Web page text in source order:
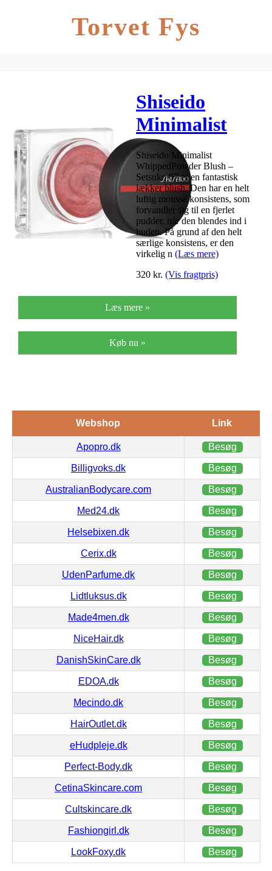
Torvet Fys
Shiseido
Minimalist
Blush 5 gr. –
Setsuko 07
Shiseido Minimalist
WhippedPowder Blush –
Setsuko 07 er en fantastisk
lækker blush. Den har en helt
luftig mousse konsistens, som
forvandler sig til en fjerlet
pudder, når den blendes ind i
huden. På grund af den helt
særlige konsistens, er den
virkelig n (Læs mere)
320 kr. (Vis fragtpris)
Læs mere »
Køb nu »
Webshop Link
Apopro.dk Besøg
Billigvoks.dk Besøg
AustralianBodycare.com Besøg
Med24.dk Besøg
Helsebixen.dk Besøg
Cerix.dk Besøg
UdenParfume.dk Besøg
Lidtluksus.dk Besøg
Made4men.dk Besøg
NiceHair.dk Besøg
DanishSkinCare.dk Besøg
EDOA.dk Besøg
Mecindo.dk Besøg
HairOutlet.dk Besøg
eHudpleje.dk Besøg
Perfect-Body.dk Besøg
CetinaSkincare.com Besøg
Cultskincare.dk Besøg
Fashiongirl.dk Besøg
LookFoxy.dk Besøg